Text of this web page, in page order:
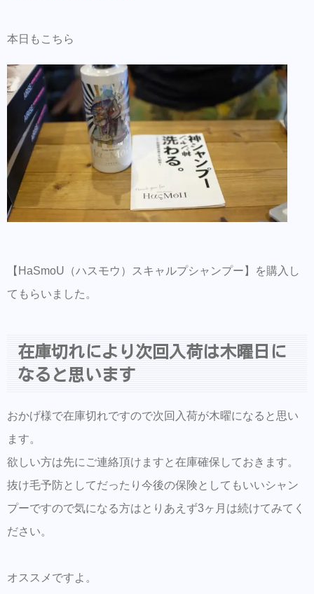
本日もこちら
【HaSmoU（ハスモウ）スキャルプシャンプー】を購入し
てもらいました。
在庫切れにより次回入荷は木曜日に
なると思います
おかげ様で在庫切れですので次回入荷が木曜になると思い
ます。
欲しい方は先にご連絡頂けますと在庫確保しておきます。
抜け毛予防としてだったり今後の保険としてもいいシャン
プーですので気になる方はとりあえず3ヶ月は続けてみてく
ださい。
オススメですよ。